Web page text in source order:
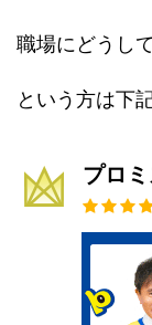
職場にどうし
という方は下
プロ